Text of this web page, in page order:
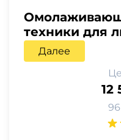
техники для
Далее
12